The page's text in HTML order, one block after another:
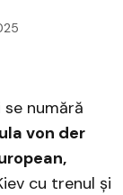
numără
von der
cu trenul și